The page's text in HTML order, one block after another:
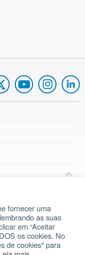
fornecer uma
as suas
em “Aceitar
os cookies. No
de cookies" para
Diária